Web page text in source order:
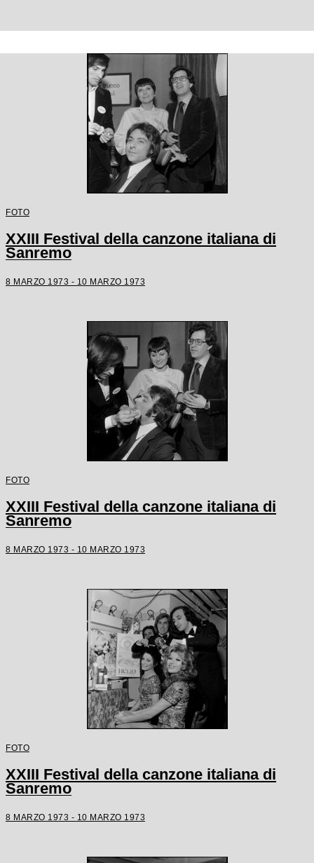
FOTO
XXIII Festival della canzone italiana di
Sanremo
8 MARZO 1973 - 10 MARZO 1973
FOTO
XXIII Festival della canzone italiana di
Sanremo
8 MARZO 1973 - 10 MARZO 1973
FOTO
XXIII Festival della canzone italiana di
Sanremo
8 MARZO 1973 - 10 MARZO 1973